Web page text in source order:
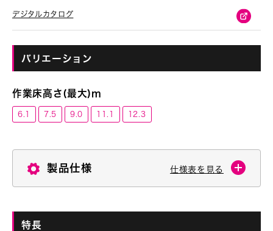
デジタルカタログ
バリエーション
作業床高さ(最大)ⅿ
6.1 7.5 9.0 11.1 12.3
製品仕様 仕様表を見る
特長